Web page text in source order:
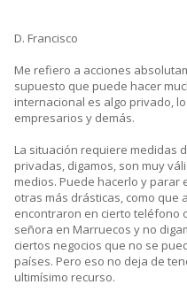
D. Francisco
Me refiero a acciones
supuesto que puede hacer
internacional es algo privado,
empresarios y demás.
La situación requiere medidas
privadas, digamos, son muy
medios. Puede hacerlo y parar
otras más drásticas, como que
encontraron en cierto teléfono
señora en Marruecos y no
ciertos negocios que no se
países. Pero eso no deja de
ultimísimo recurso.